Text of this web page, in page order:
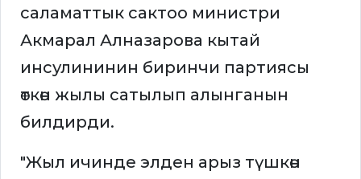
саламаттык сактоо министри
Акмарал Алназарова кытай
инсулининин биринчи партиясы
өткөн жылы сатылып алынганын
билдирди.
"Жыл ичинде элден арыз түшкөн